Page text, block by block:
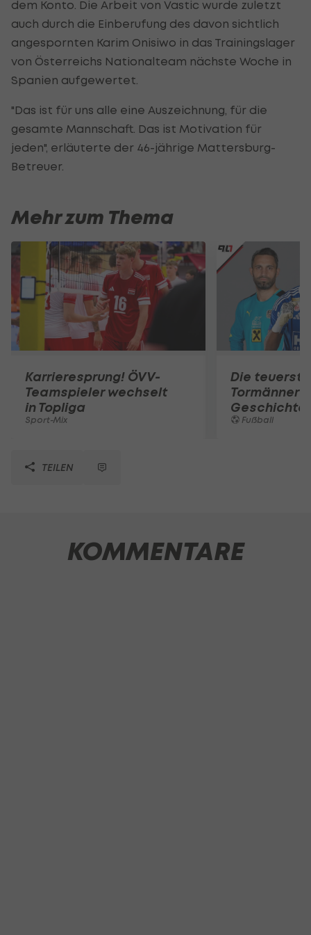
dem Konto. Die Arbeit von Vastic wurde zuletzt
auch durch die Einberufung des davon sichtlich
angespornten Karim Onisiwo in das Trainingslager
von Österreichs Nationalteam nächste Woche in
Spanien aufgewertet.
"Das ist für uns alle eine Auszeichnung, für die
gesamte Mannschaft. Das ist Motivation für
jeden", erläuterte der 46-jährige Mattersburg-
Betreuer.
Mehr zum Thema
Karrieresprung! ÖVV-
Teamspieler wechselt
in Topliga
Sport-Mix
Die
Tormänner
Geschichte
Fußball
TEILEN
KOMMENTARE